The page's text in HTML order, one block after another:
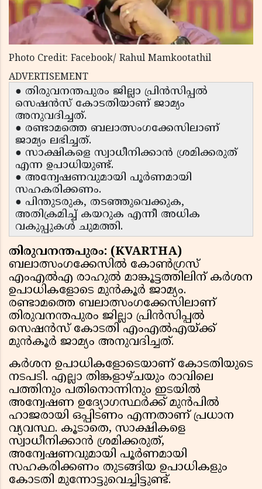
Photo Credit: Facebook/ Rahul Mamkootathil
ADVERTISEMENT
● തിരുവനന്തപുരം ജില്ലാ പ്രിൻസിപ്പൽ
സെഷൻസ് കോടതിയാണ് ജാമ്യം
അനുവദിച്ചത്.
● രണ്ടാമത്തെ ബലാത്സംഗക്കേസിലാണ്
ജാമ്യം ലഭിച്ചത്.
● സാക്ഷികളെ സ്വാധീനിക്കാൻ ശ്രമിക്കരുത്
എന്ന ഉപാധിയുണ്ട്.
● അന്വേഷണവുമായി പൂർണമായി
സഹകരിക്കണം.
● പിന്തുടരുക, തടഞ്ഞുവെക്കുക,
അതിക്രമിച്ച് കയറുക എന്നീ അധിക
വകുപ്പുകൾ ചുമത്തി.
തിരുവനന്തപുരം: (KVARTHA)
ബലാത്സംഗക്കേസിൽ കോൺഗ്രസ്
എംഎൽഎ രാഹുൽ മാങ്കൂട്ടത്തിലിന് കർശന
ഉപാധികളോടെ മുൻകൂർ ജാമ്യം.
രണ്ടാമത്തെ ബലാത്സംഗക്കേസിലാണ്
തിരുവനന്തപുരം ജില്ലാ പ്രിൻസിപ്പൽ
സെഷൻസ് കോടതി എംഎൽഎയ്ക്ക്
മുൻകൂർ ജാമ്യം അനുവദിച്ചത്.
കർശന ഉപാധികളോടെയാണ് കോടതിയുടെ
നടപടി. എല്ലാ തിങ്കളാഴ്ചയും രാവിലെ
പത്തിനും പതിനൊന്നിനും ഇടയിൽ
അന്വേഷണ ഉദ്യോഗസ്ഥർക്ക് മുൻപിൽ
ഹാജരായി ഒപ്പിടണം എന്നതാണ് പ്രധാന
വ്യവസ്ഥ. കൂടാതെ, സാക്ഷികളെ
സ്വാധീനിക്കാൻ ശ്രമിക്കരുത്,
അന്വേഷണവുമായി പൂർണമായി
സഹകരിക്കണം തുടങ്ങിയ ഉപാധികളും
കോടതി മുന്നോട്ടുവെച്ചിട്ടുണ്ട്.